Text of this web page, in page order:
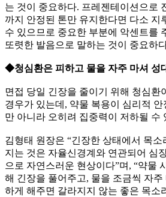
는 것이 중요하다. 프레젠테이션으로
까지 안정된 톤만 유지한다면 다소 지
수 있으므로 중요한 부분에 악센트를
또렷한 발음으로 말하는 것이 중요하
◆청심환은 피하고 물을 자주 마셔 성
면접 당일 긴장을 줄이기 위해 청심환
경우가 있는데, 약물 복용이 심리적
만 아니라 오히려 집중력이 저하될 수
김형태 원장은 “긴장한 상태에서 목
지는 것은 자율신경계와 연관되어 심
으로 자연스러운 현상이다”며, “약물
해 긴장을 풀어주고, 물을 조금씩 자
하게 해주면 갈라지지 않는 좋은 목소